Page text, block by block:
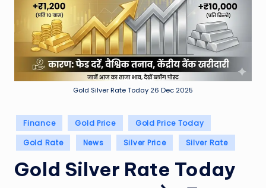
er
T
e
c
h
Gold Silver Rate Today 26 Dec 2025
Posted
in
Finance Gold Price
Gold Price Today
Gold Rate
News Silver Price Silver Rate
Gold Silver Rate Today